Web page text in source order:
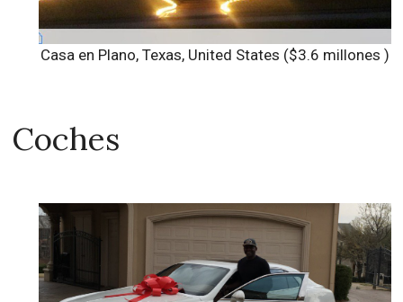
Casa en Plano, Texas, United States ($3.6 millones )
Coches